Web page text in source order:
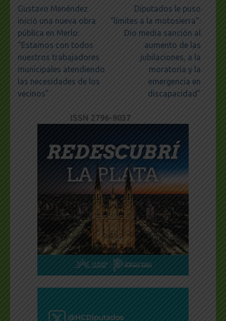
Navegación
de
entradas
Gustavo Menéndez
inició una nueva obra
pública en Merlo:
“Estamos con todos
nuestros trabajadores
municipales atendiendo
las necesidades de los
vecinos”
Diputados le puso
“límites a la motosierra”:
Dio media sanción al
aumento de las
jubilaciones, a la
moratoria y la
emergencia en
discapacidad”
ISSN 2796-9037